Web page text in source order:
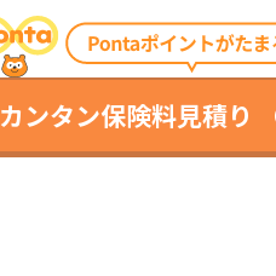
カンタン保険料見積り